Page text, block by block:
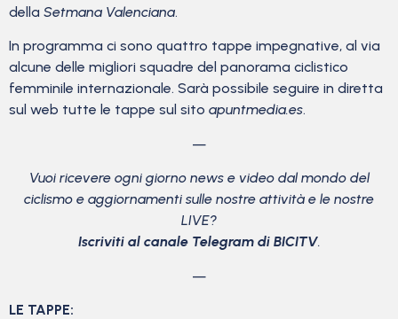
della Setmana Valenciana.
In programma ci sono quattro tappe impegnative, al via
alcune delle migliori squadre del panorama ciclistico
femminile internazionale. Sarà possibile seguire in diretta
sul web tutte le tappe sul sito apuntmedia.es.
—
Vuoi ricevere ogni giorno news e video dal mondo del
ciclismo e aggiornamenti sulle nostre attività e le nostre
LIVE?
Iscriviti al canale Telegram di BICITV.
—
LE TAPPE: